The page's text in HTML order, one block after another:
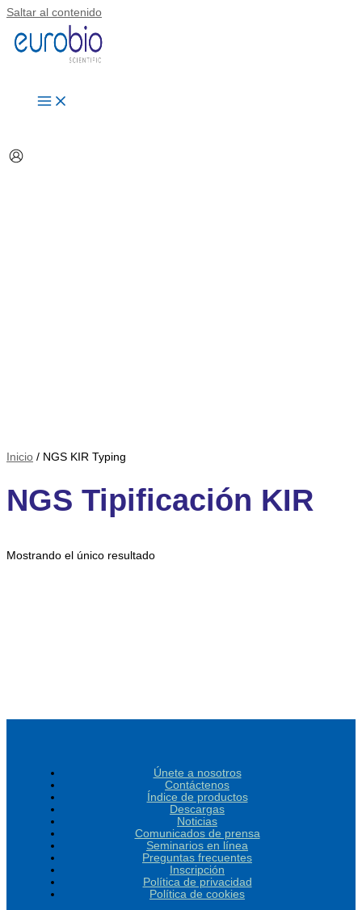
Saltar al contenido
Inicio / NGS KIR Typing
NGS Tipificación KIR
Mostrando el único resultado
NGSgo®-AmpX KIR
Únete a nosotros
Contáctenos
Índice de productos
Descargas
Noticias
Comunicados de prensa
Seminarios en línea
Preguntas frecuentes
Inscripción
Política de privacidad
Política de cookies